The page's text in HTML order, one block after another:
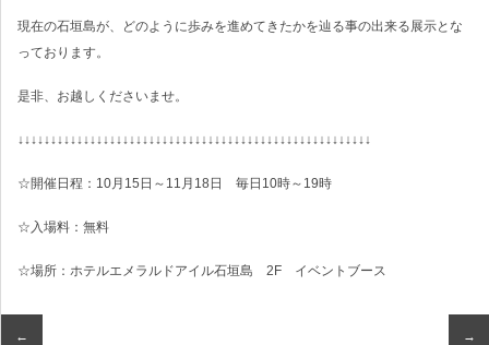
← →
現在の石垣島が、どのように歩みを進めてきたかを辿る事の出来る展示とな
っております。
是非、お越しくださいませ。
↓↓↓↓↓↓↓↓↓↓↓↓↓↓↓↓↓↓↓↓↓↓↓↓↓↓↓↓↓↓↓↓↓↓↓↓↓↓↓↓↓↓↓↓↓↓↓↓↓↓↓↓↓↓
☆開催日程：10月15日～11月18日 毎日10時～19時
☆入場料：無料
☆場所：ホテルエメラルドアイル石垣島 2F イベントブース